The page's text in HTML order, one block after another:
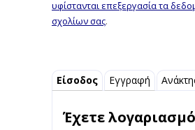
υφίστανται επεξεργασία τα
σχολίων σας.
Είσοδος Εγγραφή
Έχετε